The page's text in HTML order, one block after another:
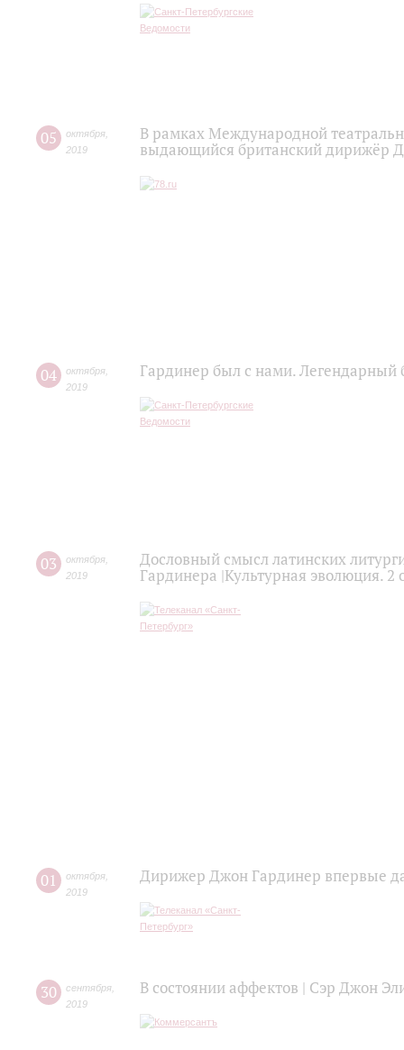
05 октября
2019
В рамках Международной
выдающийся британский дирижёр
04 октября
2019
Гардинер был с нами. Легендарный
03 октября
2019
Дословный смысл латинских
Гардинера |Культурная эволюция. 2
01 октября
2019
Дирижер Джон Гардинер впервые
30 сентября
2019
В состоянии аффектов | Сэр Джон